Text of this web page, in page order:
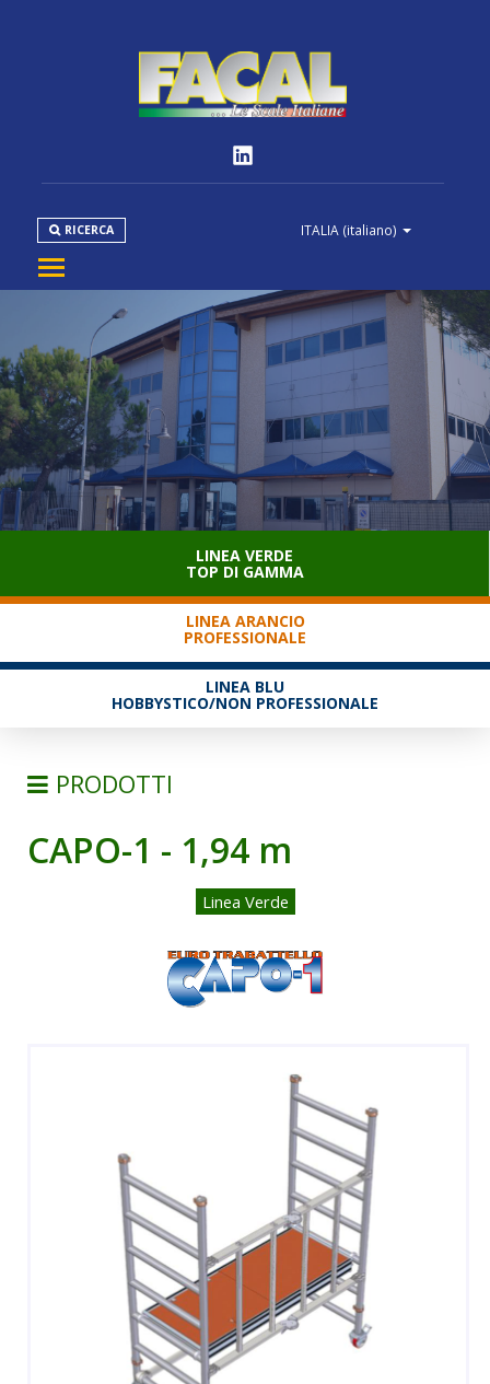
ITALIA (italiano)
RICERCA
PRODOTTI
NORMATIVE
MEDIA
DOWNLOAD
SERVIZIO CLIENTI
LINEA VERDE
TOP DI GAMMA
LINEA ARANCIO
PROFESSIONALE
LINEA BLU
HOBBYSTICO/NON PROFESSIONALE
PRODOTTI
SCALE
TRABATTELLI ALLUMINIO
SGABELLI E CAVALLETTI
ACCESSORI, RICAMBI E COMPONENTI
CAPO-1 - 1,94 m
Linea Verde